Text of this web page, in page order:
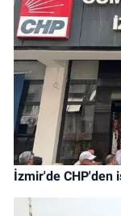
İzmir'de CHP'den